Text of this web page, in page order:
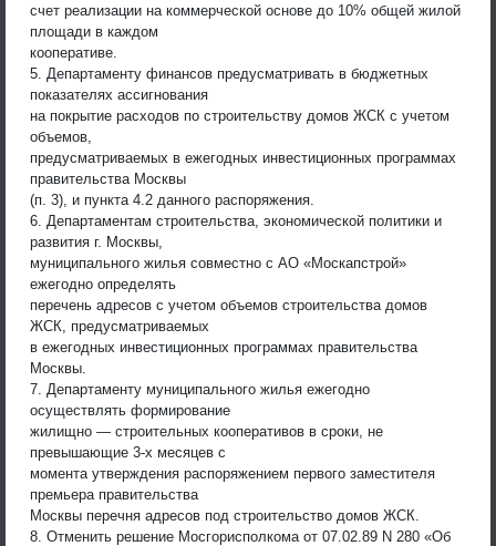
счет реализации на коммерческой основе до 10% общей жилой
площади в каждом
кооперативе.
5. Департаменту финансов предусматривать в бюджетных
показателях ассигнования
на покрытие расходов по строительству домов ЖСК с учетом
объемов,
предусматриваемых в ежегодных инвестиционных программах
правительства Москвы
(п. 3), и пункта 4.2 данного распоряжения.
6. Департаментам строительства, экономической политики и
развития г. Москвы,
муниципального жилья совместно с АО «Москапстрой»
ежегодно определять
перечень адресов с учетом объемов строительства домов
ЖСК, предусматриваемых
в ежегодных инвестиционных программах правительства
Москвы.
7. Департаменту муниципального жилья ежегодно
осуществлять формирование
жилищно — строительных кооперативов в сроки, не
превышающие 3-х месяцев с
момента утверждения распоряжением первого заместителя
премьера правительства
Москвы перечня адресов под строительство домов ЖСК.
8. Отменить решение Мосгорисполкома от 07.02.89 N 280 «Об